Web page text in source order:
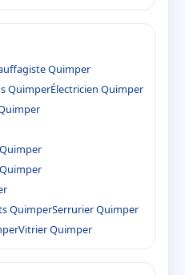
Quimper
QuimperÉlectricien Quimper
QuimperSerrurier Quimper
Vitrier Quimper